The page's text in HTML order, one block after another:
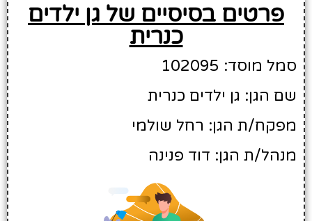
פרטים בסיסיים של גן ילדים
כנרית
סמל מוסד: 102095
שם הגן: גן ילדים כנרית
מפקח/ת הגן: רחל שולמי
מנהל/ת הגן: דוד פנינה